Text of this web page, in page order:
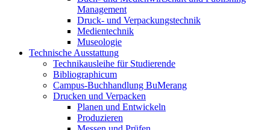
Management
Druck- und Verpackungstechnik
Medientechnik
Museologie
Technische Ausstattung
Technikausleihe für Studierende
Bibliographicum
Campus-Buchhandlung BuMerang
Drucken und Verpacken
Planen und Entwickeln
Produzieren